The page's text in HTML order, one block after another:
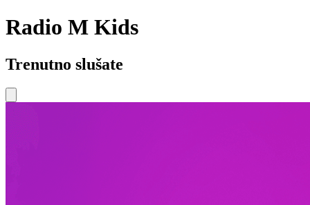
Radio M Kids
Trenutno slušate